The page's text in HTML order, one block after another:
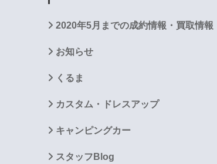
2020年5月までの成約情報・買取情報
お知らせ
くるま
カスタム・ドレスアップ
キャンピングカー
スタッフBlog